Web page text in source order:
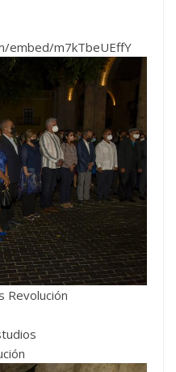
embed/m7kTbeUEffY
Revolución